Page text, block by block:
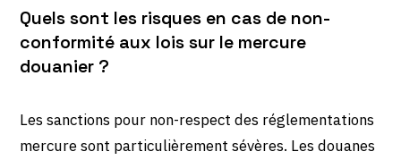
Quels sont les risques en cas de non-
conformité aux lois sur le mercure
douanier ?
Les sanctions pour non-respect des réglementations
mercure sont particulièrement sévères. Les douanes